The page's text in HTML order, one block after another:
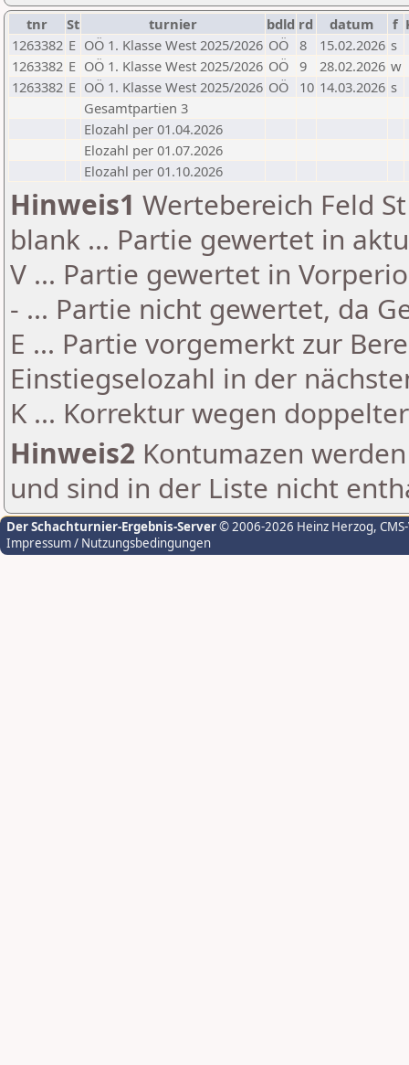
tnr St turnier bdld rd datum f
1263382 E OÖ 1. Klasse West 2025/2026 OÖ 8 15.02.2026 s
1263382 E OÖ 1. Klasse West 2025/2026 OÖ 9 28.02.2026 w
1263382 E OÖ 1. Klasse West 2025/2026 OÖ 10 14.03.2026 s
Gesamtpartien 3
Elozahl per 01.04.2026
Elozahl per 01.07.2026
Elozahl per 01.10.2026
Hinweis1 Wertebereich Feld
blank ... Partie gewertet in
V ... Partie gewertet in
- ... Partie nicht gewertet, da
E ... Partie vorgemerkt zur
Einstiegselozahl in der
K ... Korrektur wegen
Hinweis2 Kontumazen
und sind in der Liste nicht
Der Schachturnier-Ergebnis-Server© 2006-2026 Heinz Herzog,
Impressum / Nutzungsbedingungen